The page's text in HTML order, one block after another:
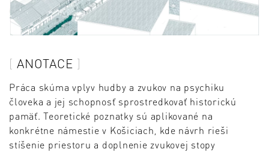
ANOTACE
Práca skúma vplyv hudby a zvukov na psychiku
človeka a jej schopnosť sprostredkovať historickú
pamäť. Teoretické poznatky sú aplikované na
konkrétne námestie v Košiciach, kde návrh rieši
stíšenie priestoru a doplnenie zvukovej stopy